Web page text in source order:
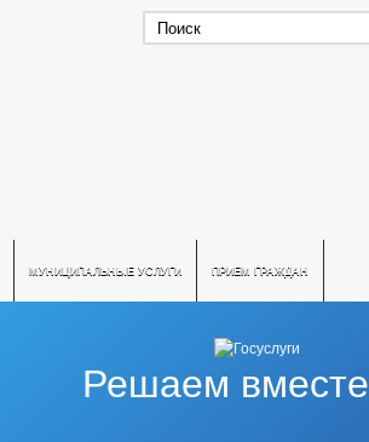
МУНИЦИПАЛЬНЫЕ УСЛУГИ ПРИЕМ ГРАЖДАН
Решаем вместе